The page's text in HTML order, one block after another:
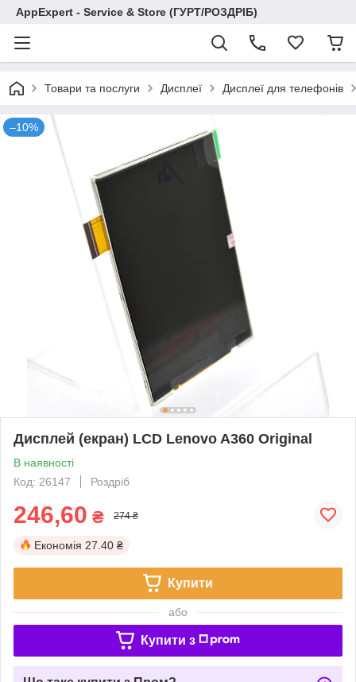
AppExpert - Service & Store (ГУРТ/РОЗДРІБ)
Товари та послуги Дисплеї Дисплеї для телефонів
–10%
Дисплей (екран) LCD Lenovo A360 Original
В наявності
Код: 26147
Роздріб
246,60 ₴ 274 ₴
Економія 27.40 ₴
Купити
або
Купити з